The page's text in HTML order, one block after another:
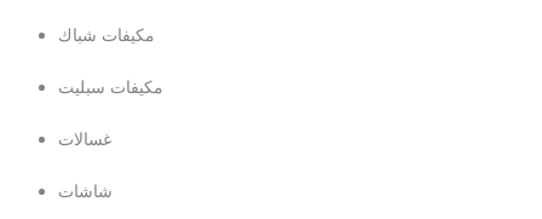
مكيفات شباك
مكيفات سبليت
غسالات
شاشات